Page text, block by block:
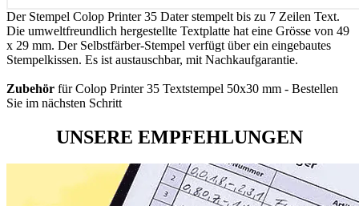
Der Stempel Colop Printer 35 Dater stempelt bis zu 7 Zeilen Text.
Die umweltfreundlich hergestellte Textplatte hat eine Grösse von 49
x 29 mm. Der Selbstfärber-Stempel verfügt über ein eingebautes
Stempelkissen. Es ist austauschbar, mit Nachkaufgarantie.
Zubehör für Colop Printer 35 Textstempel 50x30 mm - Bestellen
Sie im nächsten Schritt
UNSERE EMPFEHLUNGEN